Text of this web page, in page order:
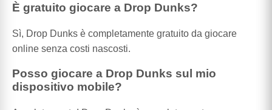
È gratuito giocare a Drop Dunks?
Sì, Drop Dunks è completamente gratuito da giocare
online senza costi nascosti.
Posso giocare a Drop Dunks sul mio
dispositivo mobile?